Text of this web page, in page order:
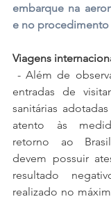
embarque na
e no
Viagens
- Além de observar as proibições de
entradas de
sanitárias
atento às
retorno ao
devem possuir
resultado
realizado no